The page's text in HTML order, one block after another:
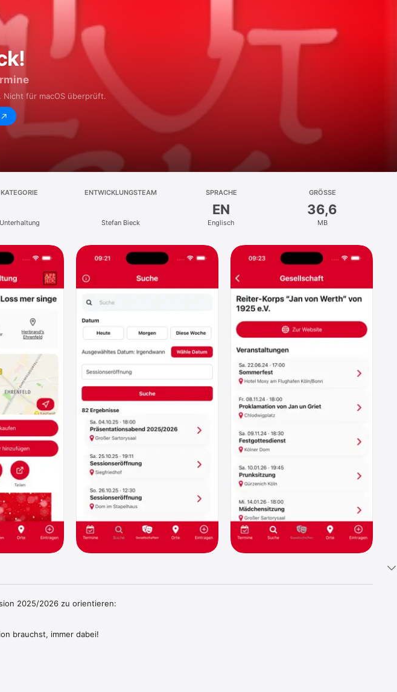
Nicht für macOS überprüft.
KATEGORIE
Unterhaltung
ENTWICKLUNGSTEAM
Stefan Bieck
SPRACHE
EN
Englisch
GRÖSSE
36,6
MB
2025/2026 zu orientieren:
brauchst, immer dabei!
Tickets kaufen. Der Routenplaner,